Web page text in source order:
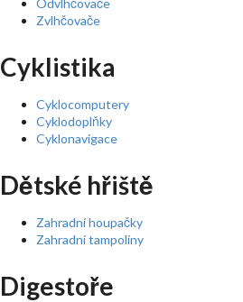
Odvlhčovače
Zvlhčovače
Cyklistika
Cyklocomputery
Cyklodoplňky
Cyklonavigace
Dětské hřiště
Zahradní houpačky
Zahradní tampolíny
Digestoře